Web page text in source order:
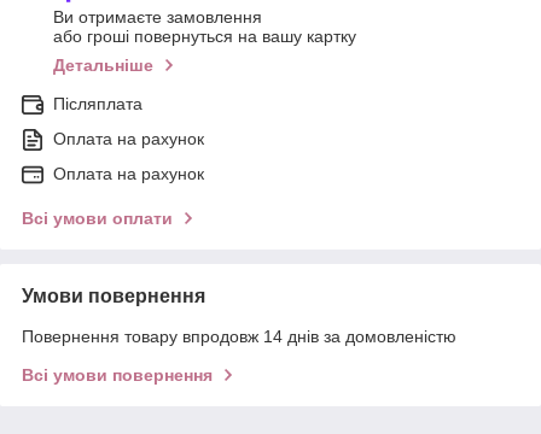
Ви отримаєте замовлення
або гроші повернуться на вашу картку
Детальніше
Післяплата
Оплата на рахунок
Оплата на рахунок
Всі умови оплати
Умови повернення
Повернення товару впродовж 14 днів за домовленістю
Всі умови повернення